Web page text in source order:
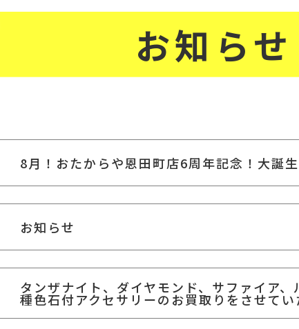
お知らせ
8月！おたからや恩田町店6周年記念！大誕
お知らせ
タンザナイト、ダイヤモンド、サファイア
種色石付アクセサリーのお買取りをさせて